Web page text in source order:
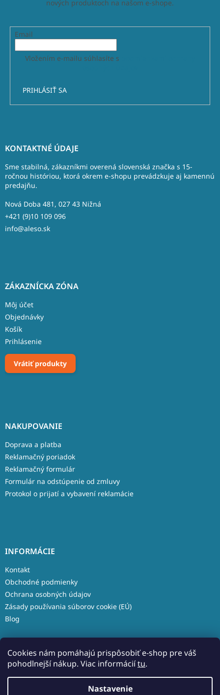
Cookies nám pomáhajú prispôsobiť e-shop pre váš
pohodlnejší nákup. Viac informáciítu.
Nastavenie
nových produktoch na našom e-shope.
Email
Vložením e-mailu súhlasíte s
PRIHLÁSIŤ SA
KONTAKTNÉ ÚDAJE
Sme stabilná, zákazníkmi overená slovenská značka s 15-
ročnou históriou, ktorá okrem e-shopu prevádzkuje aj kamennú
predajňu.
Nová Doba 481, 027 43 Nižná
+421 (9)10 109 096
info@aleso.sk
ZÁKAZNÍCKA ZÓNA
Môj účet
Objednávky
Košík
Prihlásenie
Vrátiť produkty
NAKUPOVANIE
Doprava a platba
Reklamačný poriadok
Reklamačný formulár
Formulár na odstúpenie od zmluvy
Protokol o prijatí a vybavení reklamácie
INFORMÁCIE
Kontakt
Obchodné podmienky
Ochrana osobných údajov
Zásady používania súborov cookie (EÚ)
Blog